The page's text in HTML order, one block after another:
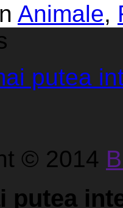
Animale,
putea
© 2014
putea